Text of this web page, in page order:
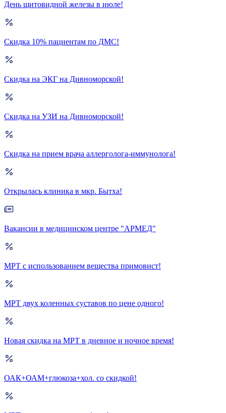
День щитовидной железы в июле!
Скидка 10% пациентам по ДМС!
Скидка на ЭКГ на Дивноморской!
Скидка на УЗИ на Дивноморской!
Скидка на прием врача аллерголога-иммунолога!
Открылась клиника в мкр. Бытха!
Вакансии в медицинском центре "АРМЕД"
МРТ с использованием вещества примовист!
МРТ двух коленных суставов по цене одного!
Новая скидка на МРТ в дневное и ночное время!
ОАК+ОАМ+глюкоза+хол. со скидкой!